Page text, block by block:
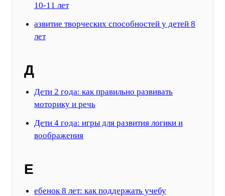
10-11 лет
азвитие творческих способностей у детей 8
лет
Д
Дети 2 года: как правильно развивать
моторику и речь
Дети 4 года: игры для развития логики и
воображения
Е
ебенок 8 лет: как поддержать учебу